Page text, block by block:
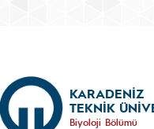
KARADENİZ
TEKNİK
Biyoloji Bölümü